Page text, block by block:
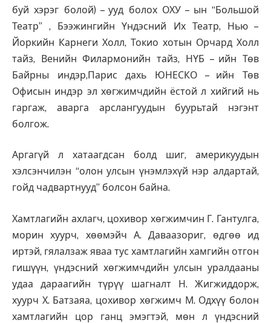
буй хэрэг болой) – ууд болох ОХУ – ын “Большой
Театр” , Бээжингийн Үндэсний Их Театр, Нью –
Йоркийн Карнеги Холл, Токио хотын Орчард Холл
тайз, Венийн Филармонийн тайз, НҮБ – ийн Төв
Байрны индэр,Парис дахь ЮНЕСКО – ийн Төв
Офисын индэр эл хөгжимчдийн ёстой л хийгий нь
гаргаж, аварга арслангуудын буурьтай нэгэнт
болгож.
Аргагүй л хатаагдсан болд шиг, америкуудын
хэлсэнчилэн “олон улсын үнэмлэхүй нэр алдартай,
гойд чадвартнууд” болсон байна.
Хамтлагийн ахлагч, цохивор хөгжимчин Г. Гантулга,
морин хуурч, хөөмэйч А. Даваазориг, өдгөө ид
иртэй, гялалзаж яваа тус хамтлагийн хамгийн отгон
гишүүн, үндэсний хөгжимчдийн улсын уралдааны
удаа дараагийн түрүү шагналт Н. Жигжиддорж,
хуурч Х. Батзаяа, цохивор хөгжимч М. Одхүү болон
хамтлагийн цор ганц эмэгтэй, мөн л үндэсний